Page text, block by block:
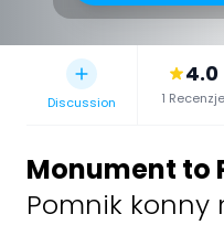
Discussion
4.0
1 Recenzje
Monument to
Pomnik konny